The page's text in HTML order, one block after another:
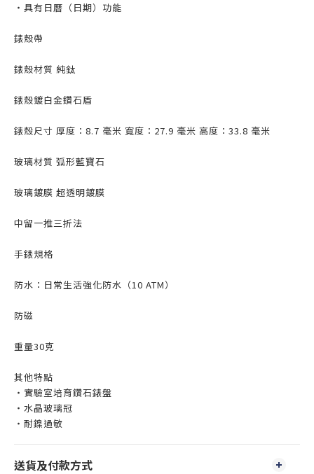
・具有日曆（日期）功能
錶殼帶
錶殼材質 純鈦
錶殼鍍白金鑽石盾
錶殼尺寸 厚度：8.7 毫米 寬度：27.9 毫米 高度：33.8 毫米
玻璃材質 弧形藍寶石
玻璃鍍膜 超透明鍍膜
中留一推三折法
手錶規格
防水：日常生活強化防水（10 ATM）
防磁
重量30克
其他特點
・實驗室培育鑽石錶盤
・水晶玻璃冠
・耐鎳過敏
送貨及付款方式